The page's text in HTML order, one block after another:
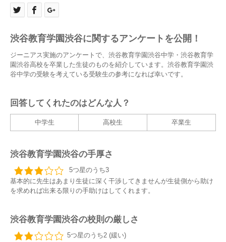
渋谷教育学園渋谷に関するアンケートを公開！
ジーニアス実施のアンケートで、渋谷教育学園渋谷中学・渋谷教育学
園渋谷高校を卒業した生徒のものを紹介しています。渋谷教育学園渋
谷中学の受験を考えている受験生の参考になれば幸いです。
回答してくれたのはどんな人？
中学生 高校生 卒業生
渋谷教育学園渋谷の手厚さ
5つ星のうち3
基本的に先生はあまり生徒に深く干渉してきませんが生徒側から助け
を求めれば出来る限りの手助けはしてくれます。
渋谷教育学園渋谷の校則の厳しさ
5つ星のうち2 (緩い)